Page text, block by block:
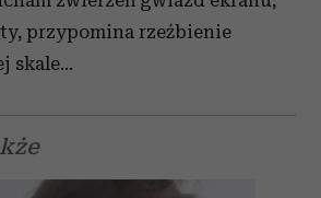
przypomina rzeźbienie
skale...